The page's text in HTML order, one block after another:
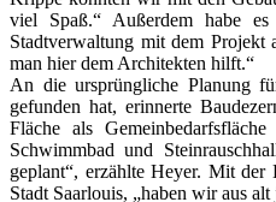
viel Spaß.“ Außerdem habe
Stadtverwaltung mit dem Projekt
man hier dem Architekten hilft.“
An die ursprüngliche Planung
gefunden hat, erinnerte
Fläche als
Schwimmbad und
geplant“, erzählte Heyer. Mit
Stadt Saarlouis, „haben wir aus